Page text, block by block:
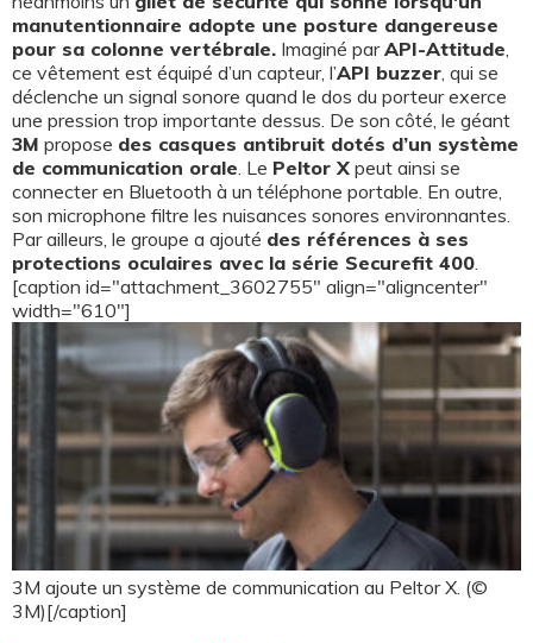
manutentionnaire adopte une posture dangereuse
pour sa colonne vertébrale. Imaginé parAPI-Attitude,
ce vêtement est équipé d’un capteur, l’API buzzer, qui se
déclenche un signal sonore quand le dos du porteur exerce
une pression trop importante dessus. De son côté, le géant
3M propose des casques antibruit dotés d’un système
de communication orale. Le Peltor X peut ainsi se
connecter en Bluetooth à un téléphone portable. En outre,
son microphone filtre les nuisances sonores environnantes.
Par ailleurs, le groupe a ajouté des références à ses
protections oculaires avec la série Securefit 400.
[caption id="attachment_3602755" align="aligncenter"
width="610"]
3M ajoute un système de communication au Peltor X. (©
3M)[/caption]